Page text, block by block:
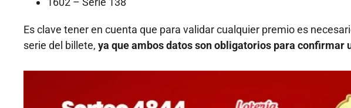
Es clave tener en cuenta que para validar cualquier premio es
serie del billete, ya que ambos datos son obligatorios para confirmar